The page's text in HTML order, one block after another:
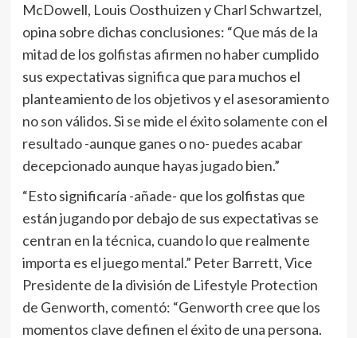
McDowell, Louis Oosthuizen y Charl Schwartzel,
opina sobre dichas conclusiones: “Que más de la
mitad de los golfistas afirmen no haber cumplido
sus expectativas significa que para muchos el
planteamiento de los objetivos y el asesoramiento
no son válidos. Si se mide el éxito solamente con el
resultado -aunque ganes o no- puedes acabar
decepcionado aunque hayas jugado bien.”
“Esto significaría -añade- que los golfistas que
están jugando por debajo de sus expectativas se
centran en la técnica, cuando lo que realmente
importa es el juego mental.” Peter Barrett, Vice
Presidente de la división de Lifestyle Protection
de Genworth, comentó: “Genworth cree que los
momentos clave definen el éxito de una persona.